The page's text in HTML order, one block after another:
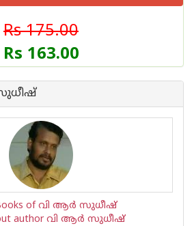
Rs 175.00
Rs 163.00
of വി ആര്‍ സുധീഷ്
author വി ആര്‍ സുധീഷ്